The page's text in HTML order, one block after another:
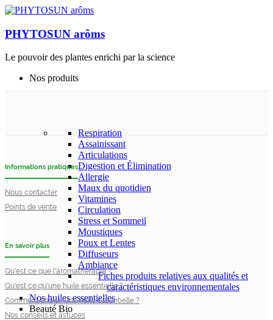
PHYTOSUN arôms
Le pouvoir des plantes enrichi par la science
Nos produits
Respiration
Assainissant
Articulations
Digestion et Élimination
Allergie
Maux du quotidien
Vitamines
Circulation
Stress et Sommeil
Moustiques
Poux et Lentes
Diffuseurs
Ambiance
Fiches produits relatives aux qualités et
caractéristiques environnementales
Nos huiles essentielles
Beauté Bio
Informations pratiques
Nous contacter
Points de vente
En savoir plus
Qu'est ce que l'aromathérapie ?
Qu'est ce qu'une huile essentielle ?
Comment choisir une huile essentielle ?
Nos conseils et astuces